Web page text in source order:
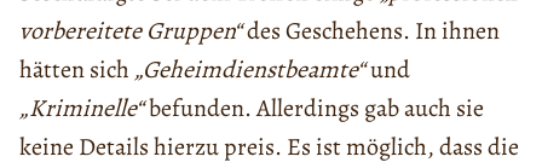
vorbereitete Gruppen“des Geschehens. In ihnen
hätten sich „Geheimdienstbeamte“und
„Kriminelle“befunden. Allerdings gab auch sie
keine Details hierzu preis. Es ist möglich, dass die